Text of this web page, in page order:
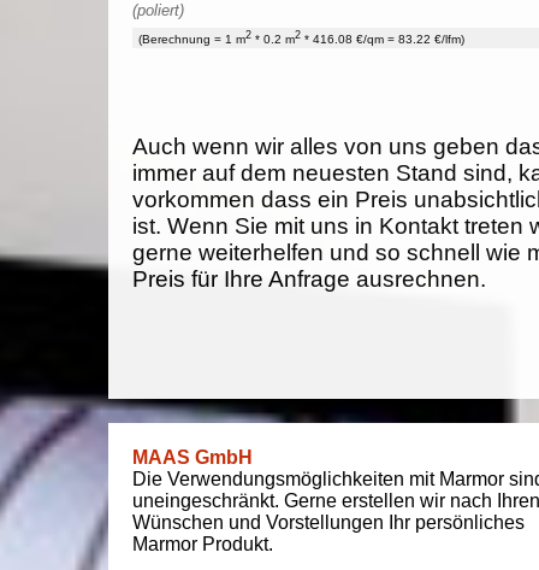
(poliert)
(Berechnung = 1 m2 * 0.2 m2 * 416.08 €/qm = 83.22 €/lfm)
Auch wenn wir alles von uns geben
immer auf dem neuesten Stand sind,
vorkommen dass ein Preis
ist. Wenn Sie mit uns in Kontakt treten
gerne weiterhelfen und so schnell wie
Preis für Ihre Anfrage ausrechnen.
MAAS GmbH
Die Verwendungsmöglichkeiten mit Marmor
uneingeschränkt. Gerne erstellen wir nach Ihren
Wünschen und Vorstellungen Ihr persönliches
Marmor Produkt.